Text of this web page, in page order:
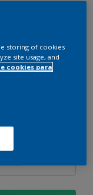
Cambiar de color
storing of cookies
site usage, and
cookies para